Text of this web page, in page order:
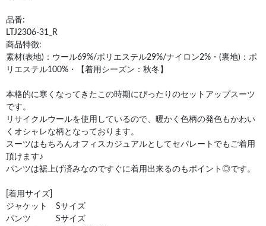
品番:
LTJ2306-31_R
商品特徴:
素材(表地)：ウール69%/ポリエステル29%/ナイロン2%・(裏地)：ポ
リエステル100%・【着用シーズン：秋冬】
本格的に寒くなってきたこの時期にぴったりのセットアップスーツ
です。
リサイクルウールを使用しているので、暖かく色柄の発色もかわい
くオシャレな柄となっております。
スーツはもちろんオフィスカジュアルとしてセパレートでもご着用
頂けます♪
パンツは裾上げ済みなのですぐに着用出来るのもポイント◎です。
[着用サイズ]
ジャケット Sサイズ
パンツ Sサイズ